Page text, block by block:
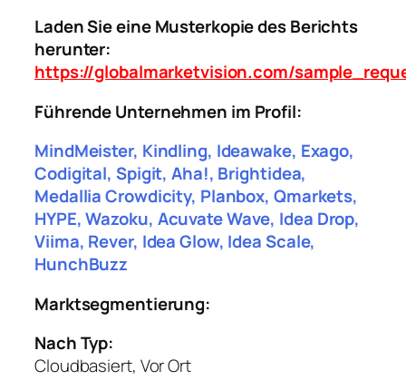
Laden Sie eine Musterkopie des Berichts
herunter:
https://globalmarketvision.com/
Führende Unternehmen im Profil:
MindMeister, Kindling, Ideawake, Exago,
Codigital, Spigit, Aha!, Brightidea,
Medallia Crowdicity, Planbox, Qmarkets,
HYPE, Wazoku, Acuvate Wave, Idea Drop,
Viima, Rever, Idea Glow, Idea Scale,
HunchBuzz
Marktsegmentierung:
Nach Typ:
Cloudbasiert, Vor Ort